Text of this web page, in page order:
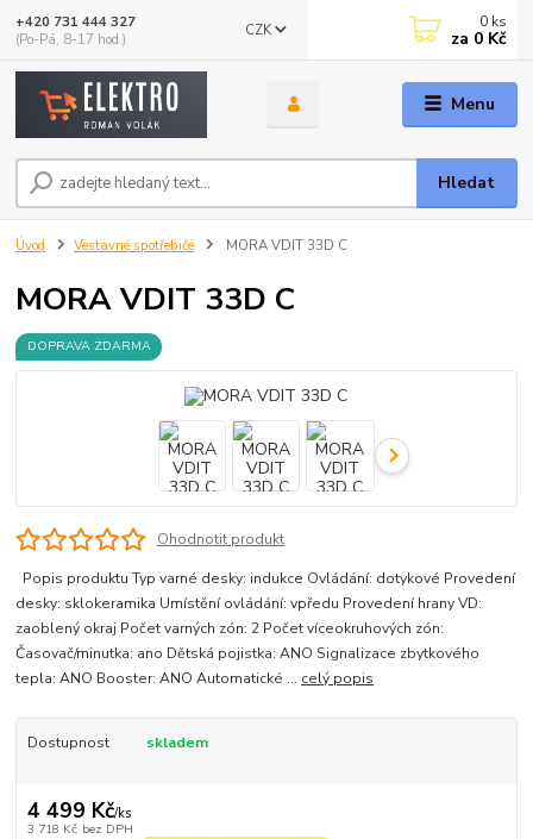
Menu
CZK
Hledat
+420 731 444 327
(Po-Pá, 8-17 hod.)
0 ks
za 0 Kč
Úvod Vestavné spotřebiče MORA VDIT 33D C
MORA VDIT 33D C
DOPRAVA ZDARMA
Ohodnotit produkt
Popis produktu Typ varné desky: indukce Ovládání: dotykové Provedení
desky: sklokeramika Umístění ovládání: vpředu Provedení hrany VD:
zaoblený okraj Počet varných zón: 2 Počet víceokruhových zón:
Časovač/minutka: ano Dětská pojistka: ANO Signalizace zbytkového
tepla: ANO Booster: ANO Automatické ... celý popis
Dostupnost skladem
4 499 Kč/ks
3 718 Kč bez DPH